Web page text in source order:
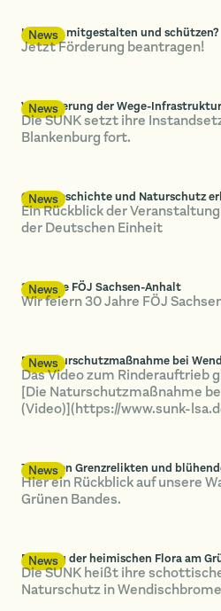
News
Umwelt mitgestalten und schützen?
Jetzt Förderung beantragen!
News
Verbesserung der Wege-
Die SUNK setzt ihre
Blankenburg fort.
News
Grenzgeschichte und Naturschutz
Ein Rückblick der
der Deutschen Einheit
News
30 Jahre FÖJ Sachsen-Anhalt
Wir feiern 30 Jahre FÖJ
News
Die Naturschutzmaßnahme bei
Das Video zum Rinderauftrieb
[Die Naturschutzmaßnahme
(Video)](https://www.sunk-
(Video)")
News
Zwischen Grenzrelikten und
Hier ein Rückblick auf unsere
Grünen Bandes.
News
Rettung der heimischen Flora am
Die SUNK heißt ihre
Naturschutz in